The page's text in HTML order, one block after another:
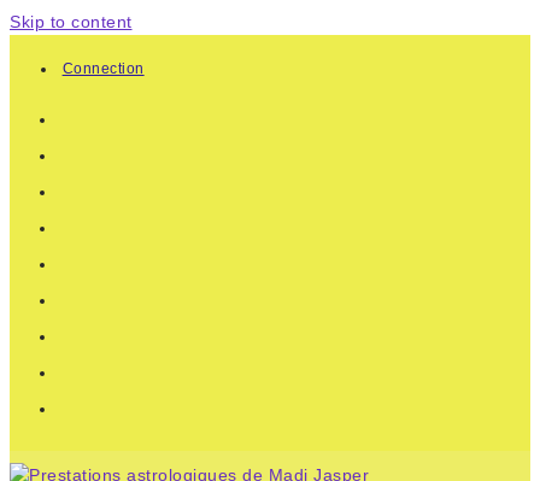
Skip to content
Connection